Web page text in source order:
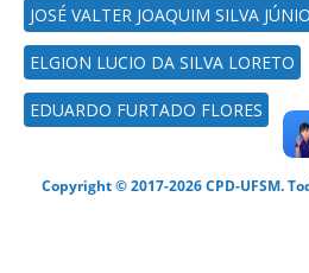
JOSÉ VALTER JOAQUIM SILVA
ELGION LUCIO DA SILVA LORETO
EDUARDO FURTADO FLORES
Copyright © 2017-2026 CPD-UFSM.